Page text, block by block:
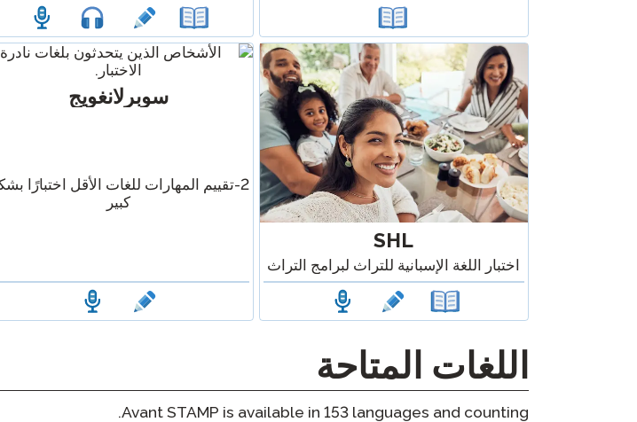
SHL
اختبار اللغة الإسبانية للتراث لبرامج التراث
سوبرلانغويج
2-تقييم المهارات للغات الأقل اختبارًا
كبير
اللغات المتاحة
Avant STAMP is available in153 languages and counting.